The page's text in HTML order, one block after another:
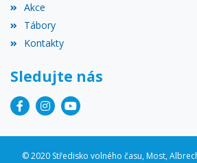
Akce
Tábory
Kontakty
Sledujte nás
© 2020 Středisko volného času, Most,